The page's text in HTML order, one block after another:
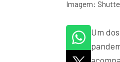
Imagem:
Um